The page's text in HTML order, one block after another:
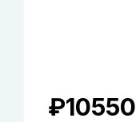
₽10550